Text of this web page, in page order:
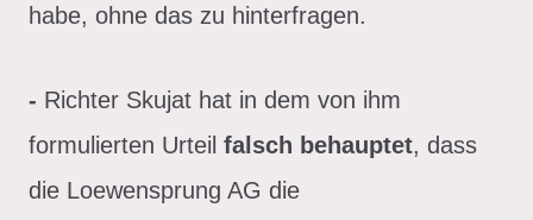
habe, ohne das zu hinterfragen.
- Richter Skujat hat in dem von ihm
formulierten Urteil falsch behauptet, dass
die Loewensprung AG die